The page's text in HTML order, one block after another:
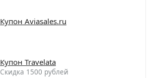
Купон Aviasales.ru
Купон Travelata
Скидка 1500 рублей